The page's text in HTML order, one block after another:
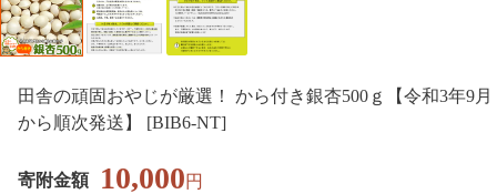
田舎の頑固おやじが厳選！ から付き銀杏500ｇ【令和3年9月
から順次発送】 [BIB6-NT]
寄附金額 10,000円